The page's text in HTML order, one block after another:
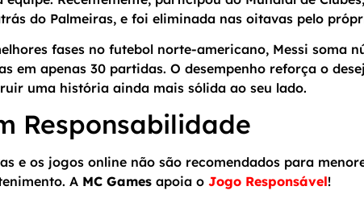
do Palmeiras, e foi eliminada nas oitavas pelo
fases no futebol norte-americano, Messi soma
em apenas 30 partidas. O desempenho reforça o
uma história ainda mais sólida ao seu lado.
Responsabilidade
e os jogos online não são recomendados para
A MC Gamesapoia o Jogo Responsável!